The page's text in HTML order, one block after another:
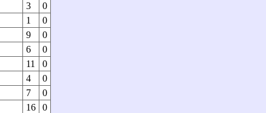
3
0
1
0
9
0
6
0
11
0
4
0
7
0
16
0